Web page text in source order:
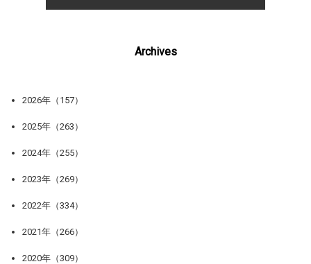
Archives
2026年（157）
2025年（263）
2024年（255）
2023年（269）
2022年（334）
2021年（266）
2020年（309）